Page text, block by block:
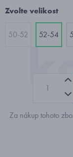
Zvolte velikost
50-52 52-54
Za nákup tohoto